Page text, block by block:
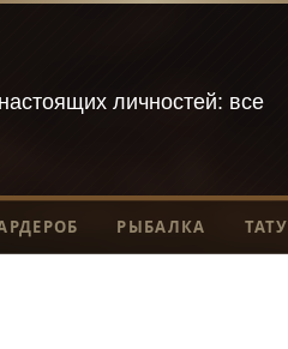
личностей: все
РЫБАЛКА ТАТУ